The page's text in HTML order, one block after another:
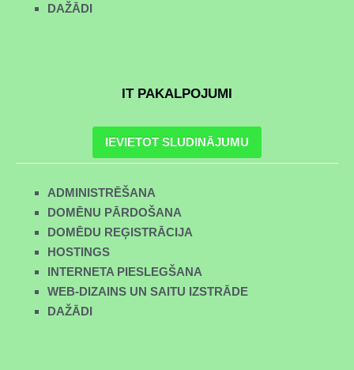
DAŽĀDI
IT PAKALPOJUMI
IEVIETOT SLUDINĀJUMU
ADMINISTRĒŠANA
DOMĒNU PĀRDOŠANA
DOMĒDU REĢISTRĀCIJA
HOSTINGS
INTERNETA PIESLEGŠANA
WEB-DIZAINS UN SAITU IZSTRĀDE
DAŽĀDI